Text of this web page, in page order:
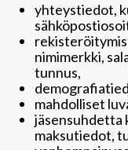
yhteystiedot,
nimimerkki,
tunnus,
mahdolliset
jäsensuhdetta
maksutiedot,